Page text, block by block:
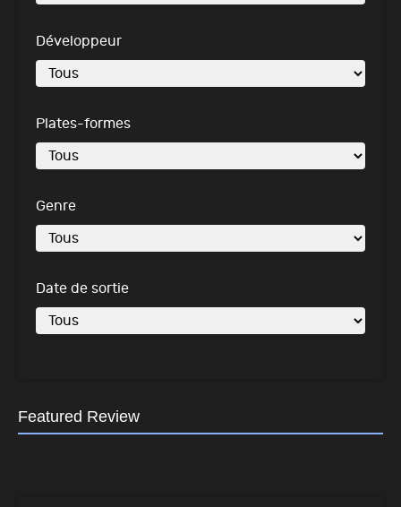
Développeur
Plates-formes
Genre
Date de sortie
Featured Review